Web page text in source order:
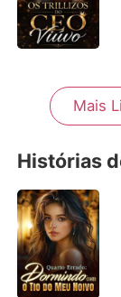
Mais
Histórias